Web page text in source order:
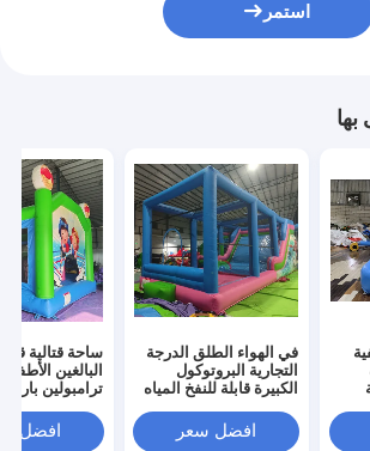
استمر
في الهواء الطلق الدرجة
التجارية البروتوكول
الكبيرة قابلة للنفخ المياه
كومبو قلعة هوب
افضل سعر
ساحة قتالية
البالغين الأطفال
ترامبولين بارك
جوست قلعةافضل